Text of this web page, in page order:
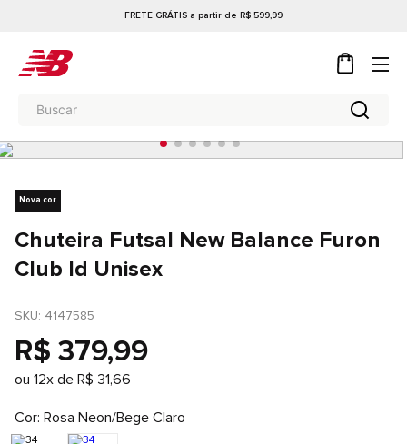
FRETE GRÁTIS a partir de R$ 599,99
Nova cor
Chuteira Futsal New Balance Furon
Club Id Unisex
SKU: 4147585
R$ 379,99
ou 12x de R$ 31,66
Cor Rosa Neon/Bege Claro